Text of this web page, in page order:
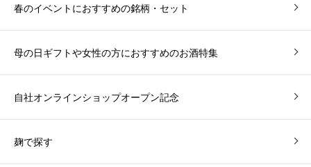
春のイベントにおすすめの銘柄・セット
母の日ギフトや女性の方におすすめのお酒特集
自社オンラインショップオープン記念
麹で探す